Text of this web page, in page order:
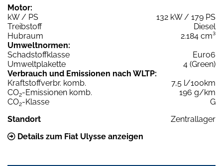
Motor:
kW / PS
132 kW / 179 PS
Treibstoff
Diesel
Hubraum
2.184 cm³
Umweltnormen:
Schadstoffklasse
Euro6
Umweltplakette
4 (Green)
Verbrauch und Emissionen nach WLTP:
Kraftstoffverbr. komb.
7,5 l/100km
CO2-Emissionen komb.
196 g/km
CO2-Klasse
G
Standort
Zentrallager
Details zum Fiat Ulysse anzeigen